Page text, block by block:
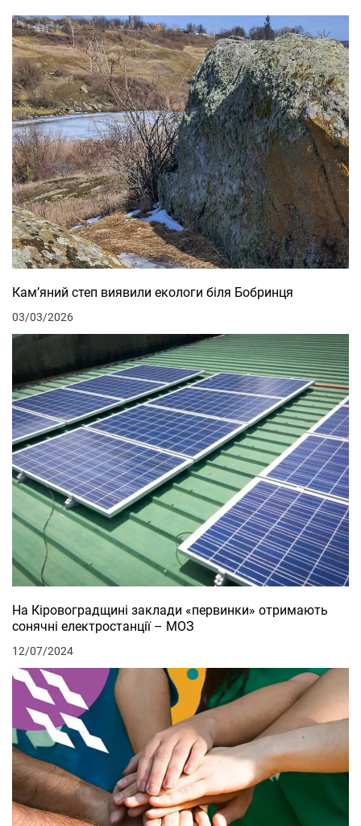
Кам’яний степ виявили екологи біля Бобринця
03/03/2026
На Кіровоградщині заклади «первинки» отримають
сонячні електростанції – МОЗ
12/07/2024